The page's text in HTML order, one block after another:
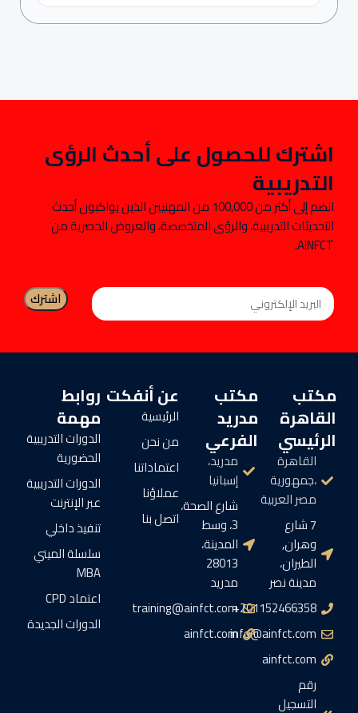
اشترك للحصول على أحدث الرؤى
التدريبية
انضم إلى أكثر من 100,000 من المهنيين الذين يواكبون أحدث
التحديثات التدريبية، والرؤى المتخصصة، والعروض الحصرية من
AINFCT.
مكتب
القاهرة
الرئيسي
القاهرة
،جمهورية
مصر العربية
7 شارع
وهران,
الطيران،
مدينة نصر
201152466358+
info@ainfct.com
ainfct.com
رقم
التسجيل
مكتب
مدريد
الفرعي
مدريد،
إسبانيا
شارع الصحة،
3، وسط
المدينة،
28013
مدريد
training@ainfct.com
ainfct.com
عن أنفكت
الرئيسية
من نحن
اعتماداتنا
عملاؤنا
اتصل بنا
روابط
مهمة
الدورات التدريبية
الحضورية
الدورات التدريبية
عبر الإنترنت
تنفيذ داخلي
سلسلة الميني
MBA
اعتماد CPD
الدورات الجديدة